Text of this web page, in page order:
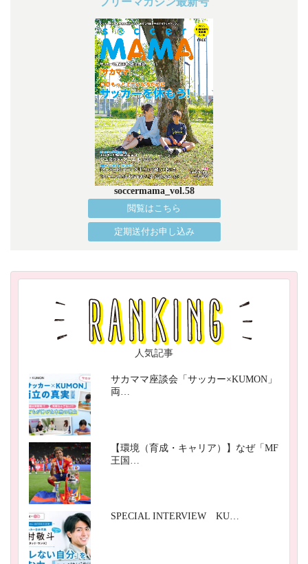
soccermama_vol.58
閲覧はこちら
定期送付お申し込み
人気記事
サカママ座談会「サッカー×KUMON」
両…
【環境（育成・キャリア）】なぜ「MF
王国…
SPECIAL INTERVIEW KU…